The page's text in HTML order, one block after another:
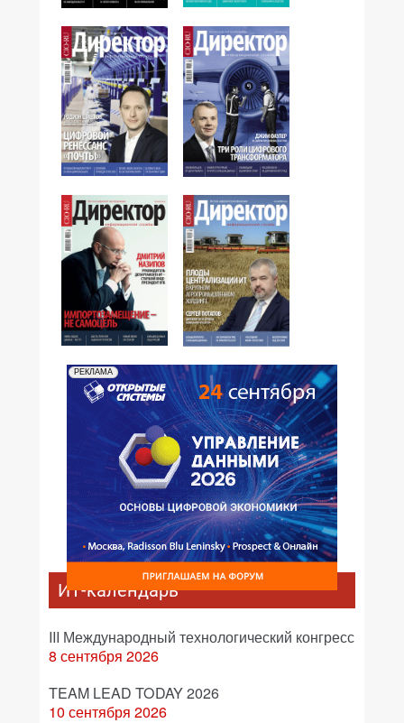
№06,2016 №05,2016
№04,2016 №03,2016
№02,2016 №01,2016
РЕКЛАМА
ИТ-календарь
III Международный технологический конгресс
8 сентября 2026
TEAM LEAD TODAY 2026
10 сентября 2026